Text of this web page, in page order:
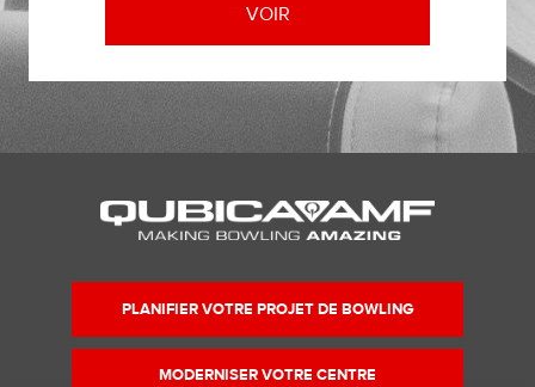
VOIR
PLANIFIER VOTRE PROJET DE BOWLING
MODERNISER VOTRE CENTRE